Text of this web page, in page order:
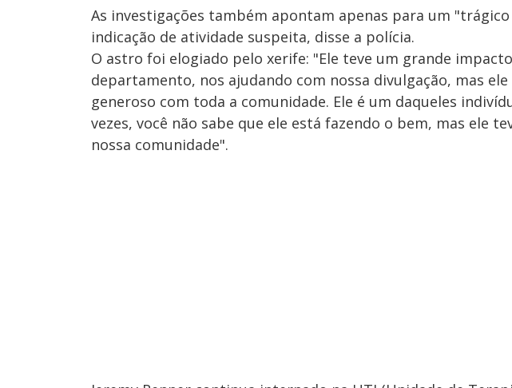
As investigações também apontam apenas para um
indicação de atividade suspeita, disse a polícia.
O astro foi elogiado pelo xerife: "Ele teve um grande
departamento, nos ajudando com nossa divulgação, mas
generoso com toda a comunidade. Ele é um daqueles
vezes, você não sabe que ele está fazendo o bem, mas ele
nossa comunidade".